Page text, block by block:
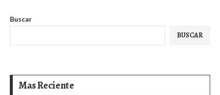
Buscar
BUSCAR
Mas Reciente